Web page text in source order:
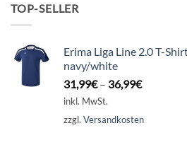
TOP-SELLER
Erima Liga Line 2.0 T-
navy/white
31,99€– 36,99€
inkl. MwSt.
zzgl. Versandkosten